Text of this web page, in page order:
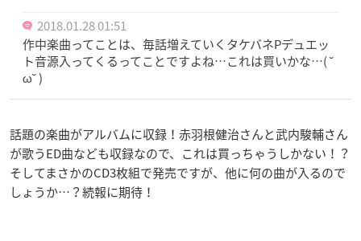
2018.01.28 01:51
作中楽曲ってことは、毎話増えていくタケバネPデュエッ
ト音源入ってくるってことですよね…これは買いかな…( ˘
ω˘ )
話題の楽曲がアルバムに収録！赤羽根健治さんと武内駿輔さん
が歌うED曲なども収録なので、これは買っちゃうしかない！？
そしてまさかのCD3枚組で発売ですが、他に何の曲が入るので
しょうか…？続報に期待！